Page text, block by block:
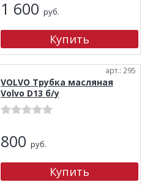
1 600 руб.
арт.: 295
VOLVO Трубка масляная
Volvo D13 б/у
800 руб.